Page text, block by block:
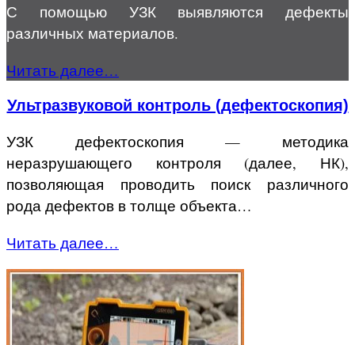
С помощью УЗК выявляются дефекты
различных материалов.
Читать далее…
Ультразвуковой контроль (дефектоскопия)
УЗК дефектоскопия — методика
неразрушающего контроля (далее, НК),
позволяющая проводить поиск различного
рода дефектов в толще объекта…
Читать далее…